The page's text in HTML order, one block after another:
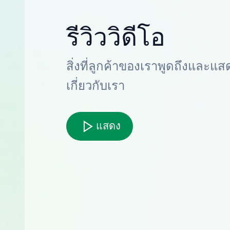
รีวิววิดีโอ
สิ่งที่ลูกค้าของเราพูดถึงและแส
เกี่ยวกับเรา
แสดง